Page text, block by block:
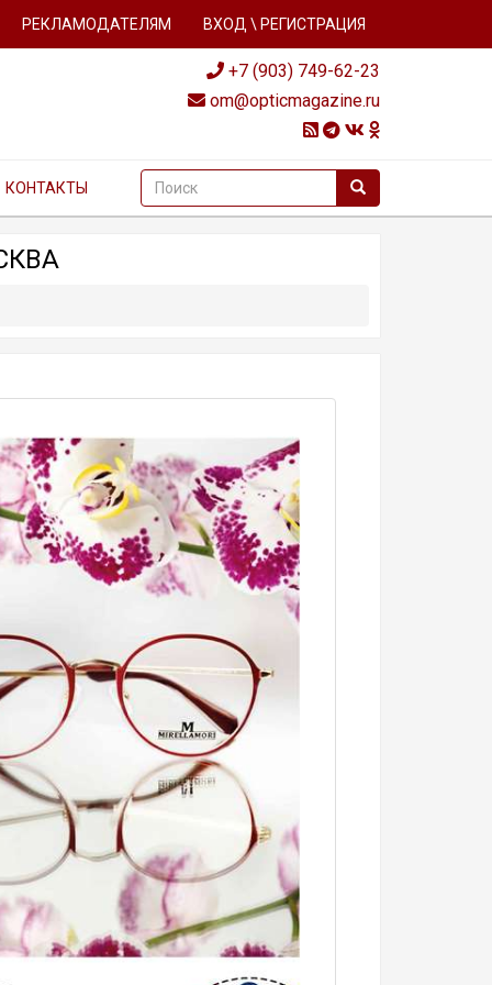
РЕКЛАМОДАТЕЛЯМ ВХОД \ РЕГИСТРАЦИЯ
+7 (903) 749-62-23
om@opticmagazine.ru
КОНТАКТЫ